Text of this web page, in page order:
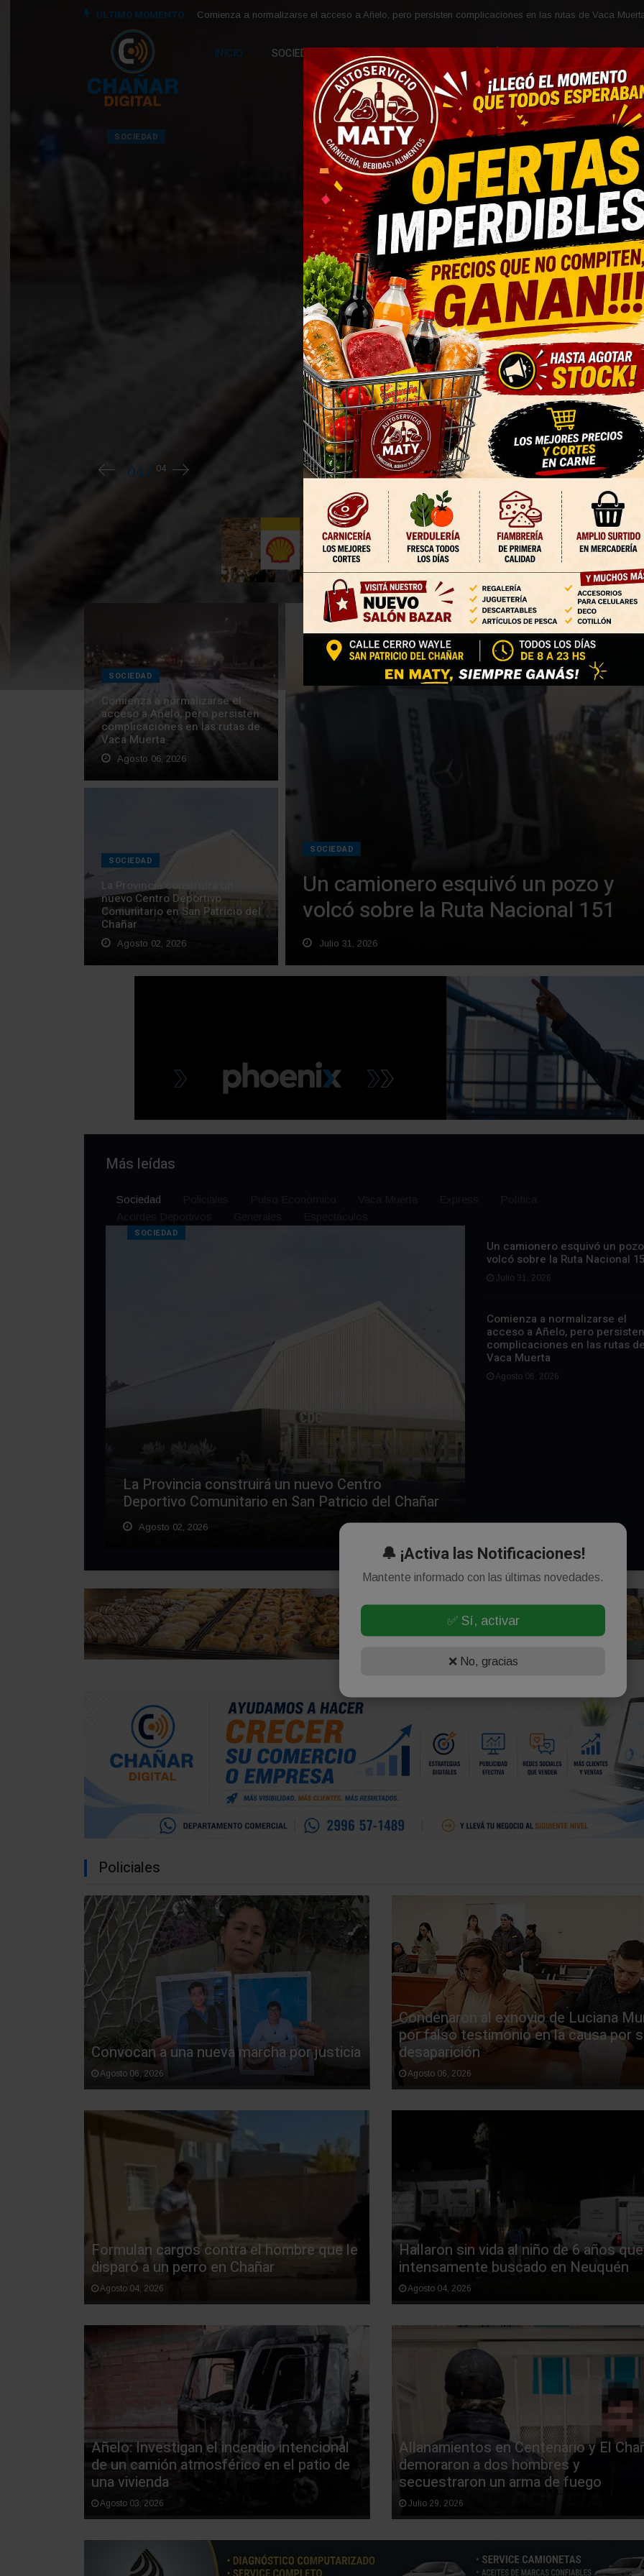
ÚLTIMO MOMENTO : Comienza a normalizarse el acceso a Añelo, pero persisten complicaciones en las rutas de Vaca
INICIO SOCIEDAD POLICIALES PULSO ECONÓMICO VACA MUERTA
SOCIEDAD
Comienza a normalizarse
el acceso a Añelo, pero
persisten complicaciones
en las rutas de Vaca
Aunque el acceso a la localidad comenzó a habilitarse tras las
intensas nevadas, continúan las demoras por la gran cantidad
de camiones sobre la Ruta Provincial 7 y sigue interrumpido el
tránsito hacia Rincón de los Sauces.
SOCIEDAD
Comienza a normalizarse el
acceso a Añelo, pero persisten
complicaciones en las rutas de
Vaca Muerta
Agosto 06, 2026
SOCIEDAD
La Provincia construirá un
nuevo Centro Deportivo
Comunitario en San Patricio del
Chañar
Agosto 02, 2026
SOCIEDAD
Un camionero esquivó un pozo y
volcó sobre la Ruta Nacional 151
Julio 31, 2026
Más leídas
Sociedad
SOCIEDAD
La Provincia construirá un nuevo Centro
Deportivo Comunitario en San Patricio del Chañar
Agosto 02, 2026
Un camionero esquivó un
volcó sobre la Ruta Nacional
Julio 31, 2026
Comienza a normalizarse el
acceso a Añelo, pero persisten
complicaciones en las rutas
Vaca Muerta
Agosto 06, 2026
Policiales
Convocan a una nueva marcha por justicia
Agosto 06, 2026
Condenaron al exnovio de Luciana
por falso testimonio en la causa por
desaparición
Agosto 06, 2026
Formulan cargos contra el hombre que le
disparó a un perro en Chañar
Agosto 04, 2026
Hallaron sin vida al niño de 6 años
intensamente buscado en Neuquén
Agosto 04, 2026
Añelo: Investigan el incendio intencional
de un camión atmosférico en el patio de
una vivienda
Agosto 03, 2026
Allanamientos en Centenario y El
demoraron a dos hombres y
secuestraron un arma de fuego
Julio 29, 2026
🔔 ¡Activa las Notificaciones!
Mantente informado con las últimas novedades.
✅ Sí, activar
❌ No, gracias